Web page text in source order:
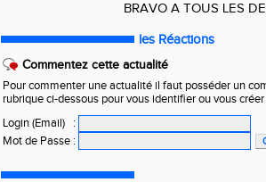
BRAVO A TOUS LES
les Réactions
Commentez cette actualité
Pour commenter une actualité il faut posséder un
rubrique ci-dessous pour vous identifier ou vous
Login (Email)
:
Mot de Passe :